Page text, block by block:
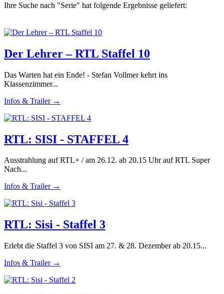
Ihre Suche nach "Serie" hat folgende Ergebnisse geliefert:
Der Lehrer – RTL Staffel 10
Das Warten hat ein Ende! - Stefan Vollmer kehrt ins
Klassenzimmer...
Infos & Trailer →
RTL: SISI - STAFFEL 4
Ausstrahlung auf RTL+ / am 26.12. ab 20.15 Uhr auf RTL Super
Nach...
Infos & Trailer →
RTL: Sisi - Staffel 3
Erlebt die Staffel 3 von SISI am 27. & 28. Dezember ab 20.15...
Infos & Trailer →